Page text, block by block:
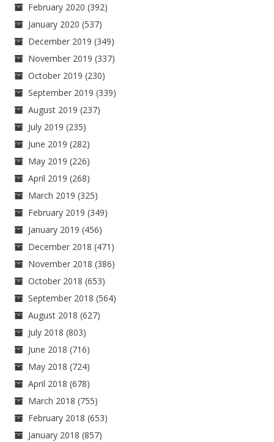
February 2020 (392)
January 2020 (537)
December 2019 (349)
November 2019 (337)
October 2019 (230)
September 2019 (339)
August 2019 (237)
July 2019 (235)
June 2019 (282)
May 2019 (226)
April 2019 (268)
March 2019 (325)
February 2019 (349)
January 2019 (456)
December 2018 (471)
November 2018 (386)
October 2018 (653)
September 2018 (564)
August 2018 (627)
July 2018 (803)
June 2018 (716)
May 2018 (724)
April 2018 (678)
March 2018 (755)
February 2018 (653)
January 2018 (857)